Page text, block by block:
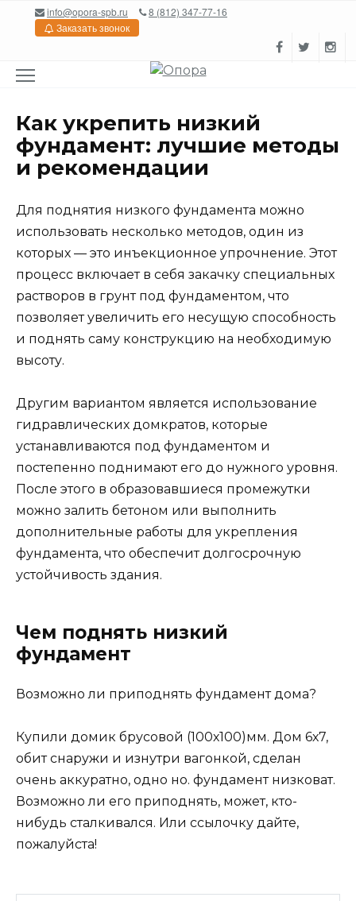
Перейтиinfo@opora-spb.ru
8 (812) 347-77-16
Заказать звонок
Как укрепить низкий
фундамент: лучшие методы
и рекомендации
Для поднятия низкого фундамента можно
использовать несколько методов, один из
которых — это инъекционное упрочнение. Этот
процесс включает в себя закачку специальных
растворов в грунт под фундаментом, что
позволяет увеличить его несущую способность
и поднять саму конструкцию на необходимую
высоту.
Другим вариантом является использование
гидравлических домкратов, которые
устанавливаются под фундаментом и
постепенно поднимают его до нужного уровня.
После этого в образовавшиеся промежутки
можно залить бетоном или выполнить
дополнительные работы для укрепления
фундамента, что обеспечит долгосрочную
устойчивость здания.
Чем поднять низкий
фундамент
Возможно ли приподнять фундамент дома?
Купили домик брусовой (100х100)мм. Дом 6х7,
обит снаружи и изнутри вагонкой, сделан
очень аккуратно, одно но. фундамент низковат.
Возможно ли его приподнять, может, кто-
нибудь сталкивался. Или ссылочку дайте,
пожалуйста!